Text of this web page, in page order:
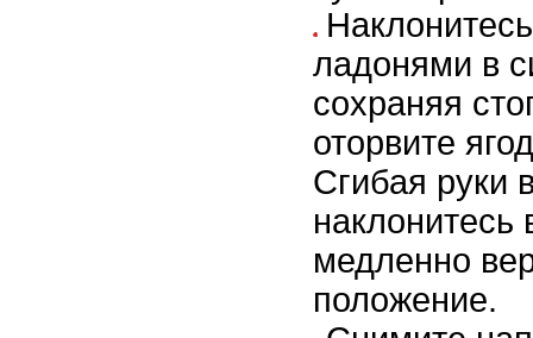
ладонями в
сохраняя
оторвите
Сгибая руки
наклонитесь
медленно
положение.